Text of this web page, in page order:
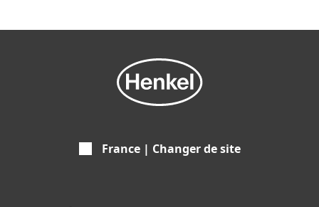
France | Changer de site